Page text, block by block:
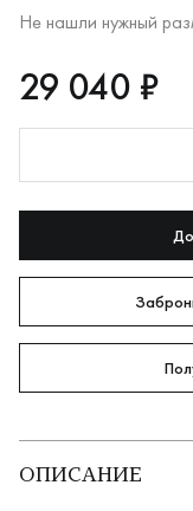
Не нашли нужный
RUB
29040
29 040 ₽
ОПИСАНИЕ